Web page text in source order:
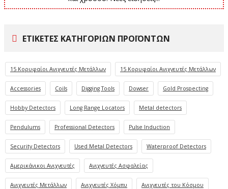
ΕΤΙΚΈΤΕΣ ΚΑΤΗΓΟΡΙΏΝ ΠΡΟΪΌΝΤΩΝ
15 Κορυφαίοι Ανιχνευτές Μετάλλων 15 Κορυφαίοι Ανιχνευτές Μετάλλων
Accessories Coils Digging Tools Dowser Gold Prospecting
Hobby Detectors Long Range Locators Metal detectors
Pendulums Professional Detectors Pulse Induction
Security Detectors Used Metal Detectors Waterproof Detectors
Αμερικάνικοι Ανιχνευτές Ανιχνευτές Ασφαλείας
Ανιχνευτές Μετάλλων Ανιχνευτές Χόμπυ Ανιχνευτές του Κόσμου